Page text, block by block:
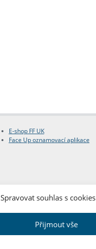
Spravovat souhlas s cookies
Přijmout vše
E-shop FF UK
Face Up oznamovací aplikace